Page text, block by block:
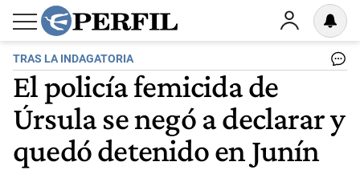
TRAS LA INDAGATORIA
El policía femicida de
Úrsula se negó a declarar y
quedó detenido en Junín